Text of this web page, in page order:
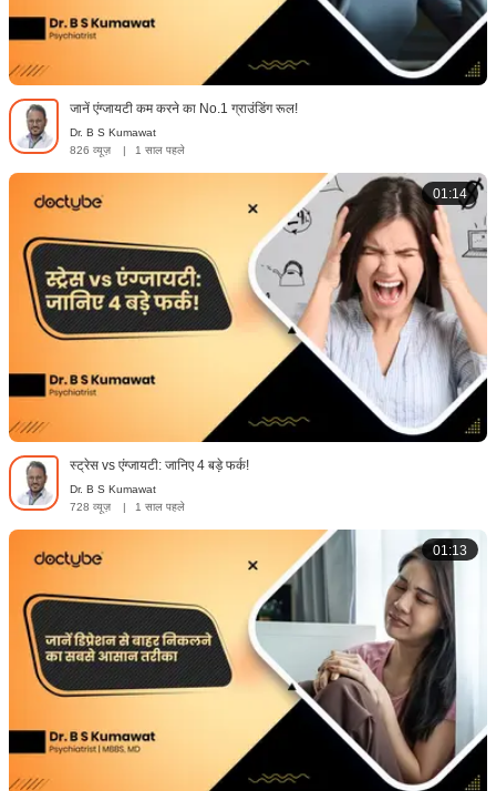
जानें एंग्जायटी कम करने का No.1 ग्राउंडिंग रूल!
Dr. B S Kumawat
826 व्यूज़
| 1 साल पहले
01:14
स्ट्रेस vs एंग्जायटी: जानिए 4 बड़े फर्क!
Dr. B S Kumawat
728 व्यूज़
| 1 साल पहले
01:13